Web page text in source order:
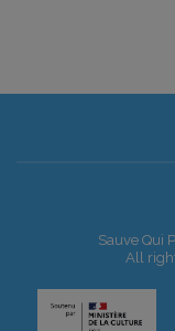
Sauve Qui
All